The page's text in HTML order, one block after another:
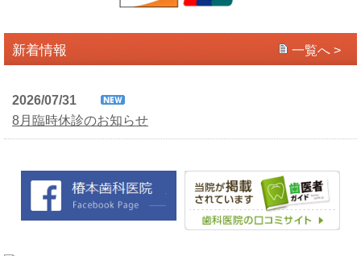
新着情報 一覧へ >
2026/07/31
8月臨時休診のお知らせ